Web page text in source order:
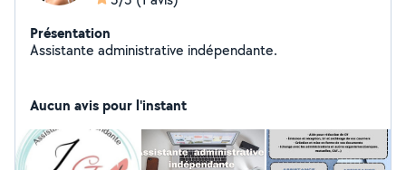
Présentation
Assistante administrative indépendante.
Aucun avis pour l'instant